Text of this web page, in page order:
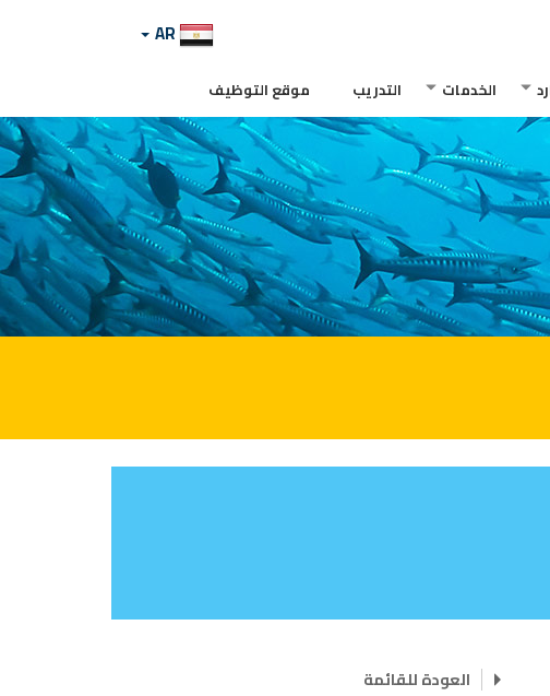
الخدمات التدريب موقع التوظيف
العودة للقائمة